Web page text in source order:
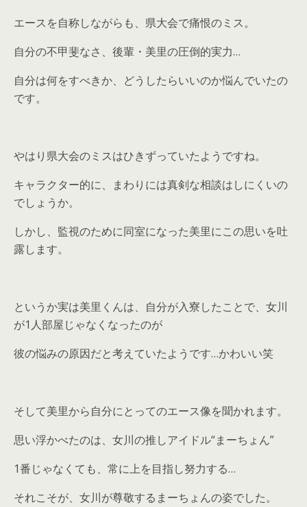
エースを自称しながらも、県大会で痛恨のミス。
自分の不甲斐なさ、後輩・美里の圧倒的実力…
自分は何をすべきか、どうしたらいいのか悩んでいたの
です。
やはり県大会のミスはひきずっていたようですね。
キャラクター的に、まわりには真剣な相談はしにくいの
でしょうか。
しかし、監視のために同室になった美里にこの思いを吐
露します。
というか実は美里くんは、自分が入寮したことで、女川
が1人部屋じゃなくなったのが
彼の悩みの原因だと考えていたようです…かわいい笑
そして美里から自分にとってのエース像を聞かれます。
思い浮かべたのは、女川の推しアイドル“まーちょん”
1番じゃなくても、常に上を目指し努力する…
それこそが、女川が尊敬するまーちょんの姿でした。